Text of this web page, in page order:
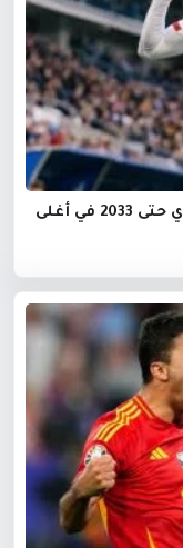
ريال مدريد يعلن رسميًا ضم يان ديوماندي حتى 2033 في أغلى